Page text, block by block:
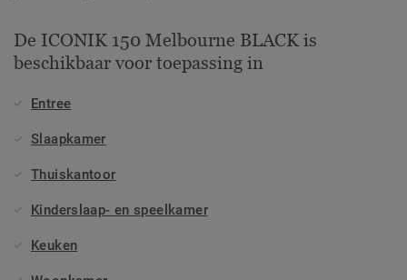
De ICONIK 150 Melbourne BLACK is
beschikbaar voor toepassing in
Entree
Slaapkamer
Thuiskantoor
Kinderslaap- en speelkamer
Keuken